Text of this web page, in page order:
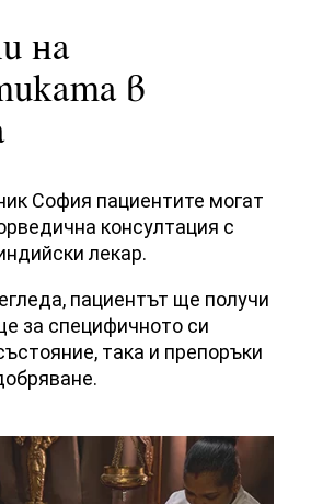
на
в
София пациентите могат
консултация с
лекар.
пациентът ще получи
за специфичното си
така и препоръки